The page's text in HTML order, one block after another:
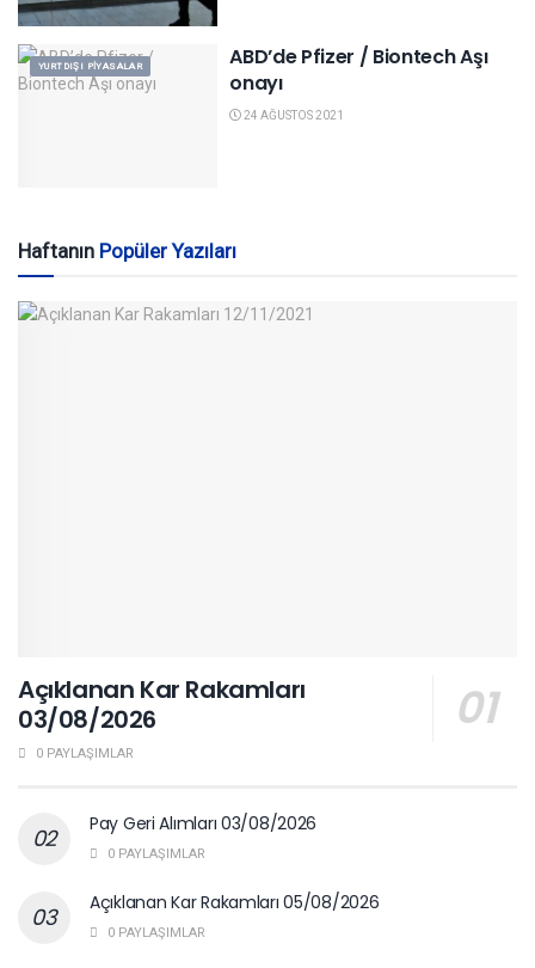
YURTDIŞI PIYASALAR
ABD’de Pfizer / Biontech Aşı
onayı
24 AĞUSTOS 2021
Haftanın Popüler Yazıları
Açıklanan Kar Rakamları
03/08/2026
0 PAYLAŞIMLAR
Pay Geri Alımları 03/08/2026
0 PAYLAŞIMLAR
Açıklanan Kar Rakamları 05/08/2026
0 PAYLAŞIMLAR